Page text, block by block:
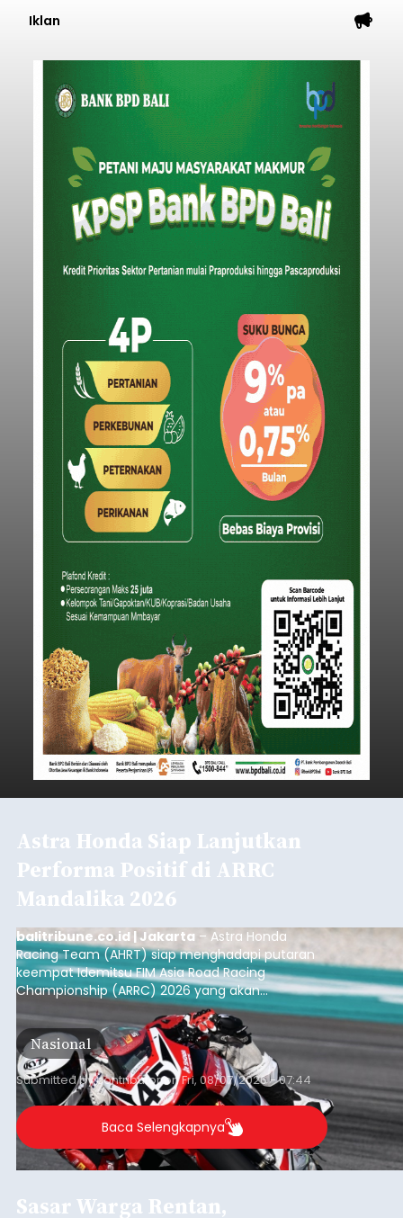
Iklan
Astra Honda Siap Lanjutkan
Performa Positif di ARRC
Mandalika 2026
balitribune.co.id | Jakarta – Astra Honda
Racing Team (AHRT) siap menghadapi putaran
keempat Idemitsu FIM Asia Road Racing
Championship (ARRC) 2026 yang akan
berlangsung di Pertamina Mandalika
International Circuit, Lombok, Nusa Tenggara
Barat, pada 7–9 Agustus 2026.
Nasional
Submitted bycontributoronFri, 08/07/2026 - 07:44
Baca Selengkapnya
Sasar Warga Rentan,